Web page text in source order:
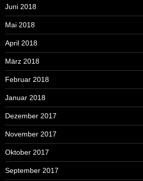
Juni 2018
Mai 2018
April 2018
März 2018
Februar 2018
Januar 2018
Dezember 2017
November 2017
Oktober 2017
September 2017